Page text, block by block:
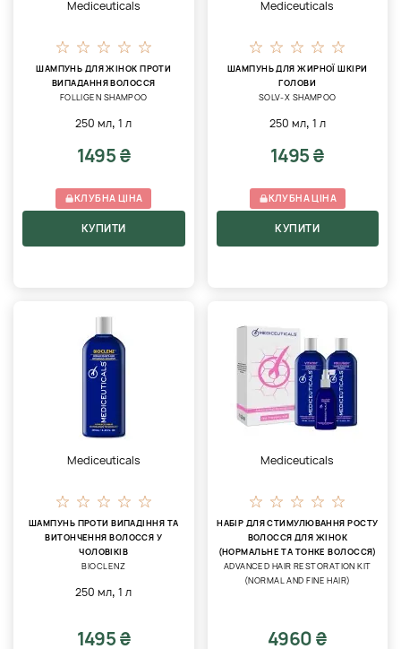
Mediceuticals
ШАМПУНЬ ДЛЯ ЖІНОК ПРОТИ
ВИПАДАННЯ ВОЛОССЯ
FOLLIGEN SHAMPOO
250 мл,1 л
1495 ₴
КЛУБНА ЦІНА
КУПИТИ
Mediceuticals
ШАМПУНЬ ДЛЯ ЖИРНОЇ ШКІРИ
ГОЛОВИ
SOLV-X SHAMPOO
250 мл, 1 л
1495 ₴
КЛУБНА ЦІНА
КУПИТИ
Mediceuticals
ШАМПУНЬ ПРОТИ ВИПАДІННЯ ТА
ВИТОНЧЕННЯ ВОЛОССЯ У
ЧОЛОВІКІВ
BIOCLENZ
250 мл,1 л
1495 ₴
Mediceuticals
НАБІР ДЛЯ СТИМУЛЮВАННЯ РОСТУ
ВОЛОССЯ ДЛЯ ЖІНОК
(НОРМАЛЬНЕ ТА ТОНКЕ ВОЛОССЯ)
ADVANCED HAIR RESTORATION KIT
(NORMAL AND FINE HAIR)
4960 ₴